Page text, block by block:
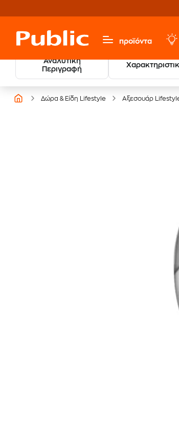
προϊόντα
Αναλυτική
Περιγραφή
Βρες τους
των
Δώρα & Είδη Lifestyle Αξεσουάρ